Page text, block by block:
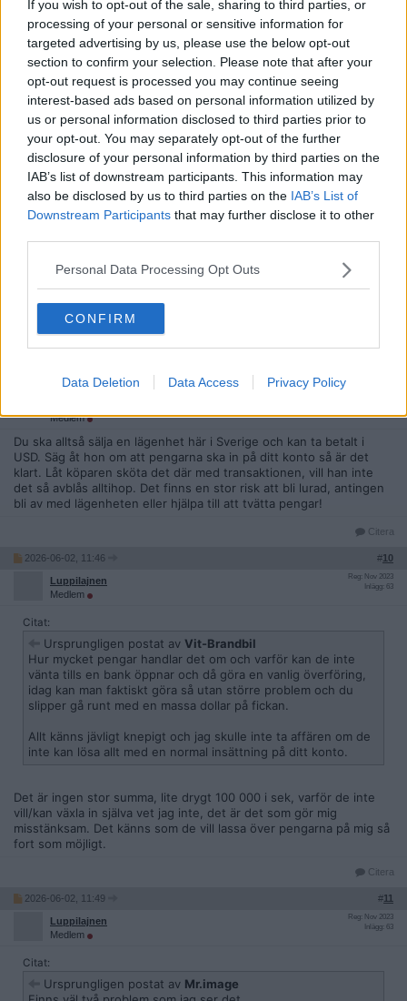
If you wish to opt-out of the sale, sharing to third parties, or
processing of your personal or sensitive information for
targeted advertising by us, please use the below opt-out
section to confirm your selection. Please note that after your
opt-out request is processed you may continue seeing
interest-based ads based on personal information utilized by
us or personal information disclosed to third parties prior to
your opt-out. You may separately opt-out of the further
disclosure of your personal information by third parties on the
IAB’s list of downstream participants. This information may
also be disclosed by us to third parties on the IAB’s List of
Downstream Participants that may further disclose it to other
Personal Data Processing Opt Outs
CONFIRM
Data Deletion Data Access Privacy Policy
Medlem
Haha vilken trolltråd- Man kan ju inte sälja BR-lägenheter vips utan
t.ex måste den som köper först godkännas som medlem av
föreningen. Man kan inte alls sälja HR, det är omöjligt att ta över
ett kontrakt.
Naturligtvis åker man dit för penningtvättsbrott så fort man
behöver växla in pengarna på bank. Polisen tar pengarna och du
får aldrig tillbaka dem om du inte kan bevisa varifrån de kom.
Jag skulle sälja min villa i Danderyd kring på 1998 för 2.5Mkr.
Mäklaren sa att en köpare, pizzagubbe, ville betale med 10-lappar,
en hel plastpåse full. Jag tackade nej, men det hade annars gått
att lösa på den tinden innan penningstvätts-lagen. man kunde gå
Kring 2015 sålde jag min bil kontant, 65000 kr. Redan då var det
ett helsike att sätta in de pengarna och jag tvingades gå till forex
2026-06-02, 11:29
Medlem
Du ska alltså sälja en lägenhet här i Sverige och kan ta betalt i
USD. Säg åt hon om att pengarna ska in på ditt konto så är det
klart. Låt köparen sköta det där med transaktionen, vill han inte
det så avblås alltihop. Det finns en stor risk att bli lurad, antingen
bli av med lägenheten eller hjälpa till att tvätta pengar!
Citera
2026-06-02, 11:46 #10
Luppilajnen
Medlem
Reg: Nov 2023
Inlägg: 63
Citat:
Ursprungligen postat av Vit-Brandbil
Hur mycket pengar handlar det om och varför kan de inte
vänta tills en bank öppnar och då göra en vanlig överföring,
idag kan man faktiskt göra så utan större problem och du
slipper gå runt med en massa dollar på fickan.
Allt känns jävligt knepigt och jag skulle inte ta affären om de
inte kan lösa allt med en normal insättning på ditt konto.
Det är ingen stor summa, lite drygt 100 000 i sek, varför de inte
vill/kan växla in själva vet jag inte, det är det som gör mig
misstänksam. Det känns som de vill lassa över pengarna på mig så
fort som möjligt.
Citera
2026-06-02, 11:49 #11
Luppilajnen
Medlem
Reg: Nov 2023
Inlägg: 63
Citat:
Ursprungligen postat av Mr.image